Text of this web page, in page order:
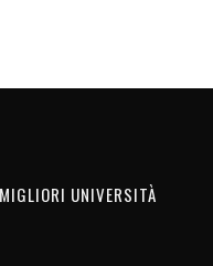
UNIVERSITÀ